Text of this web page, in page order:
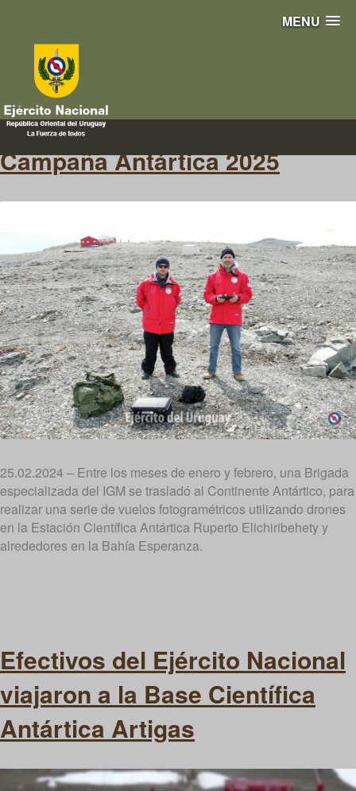
MENU
Investigación
Campaña Antártica 2025
25.02.2024 – Entre los meses de enero y febrero, una Brigada
especializada del IGM se trasladó al Continente Antártico, para
realizar una serie de vuelos fotogramétricos utilizando drones
en la Estación Científica Antártica Ruperto Elichiribehety y
alrededores en la Bahía Esperanza.
Efectivos del Ejército Nacional
viajaron a la Base Científica
Antártica Artigas